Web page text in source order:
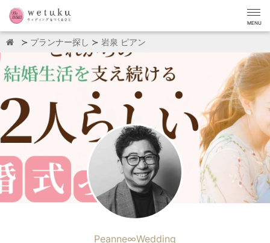
MENU
プランナー探し 岩泉 ピアン
Peanne∞Wedding